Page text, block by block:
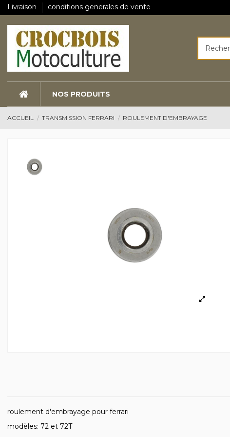
Livraison conditions generales de vente
NOS PRODUITS
ACCUEIL TRANSMISSION FERRARI ROULEMENT D'EMBRAYAGE
roulement d'embrayage pour ferrari
modèles: 72 et 72T